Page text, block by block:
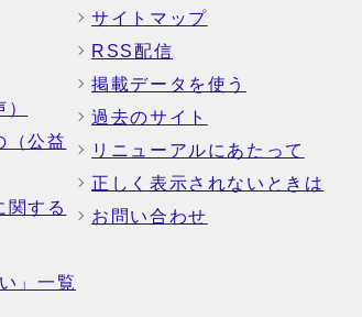
（公益
関する
」一覧
サイトマップ
RSS配信
掲載データを使う
過去のサイト
リニューアルにあたって
正しく表示されないときは
お問い合わせ